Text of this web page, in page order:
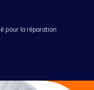
pour la réparation